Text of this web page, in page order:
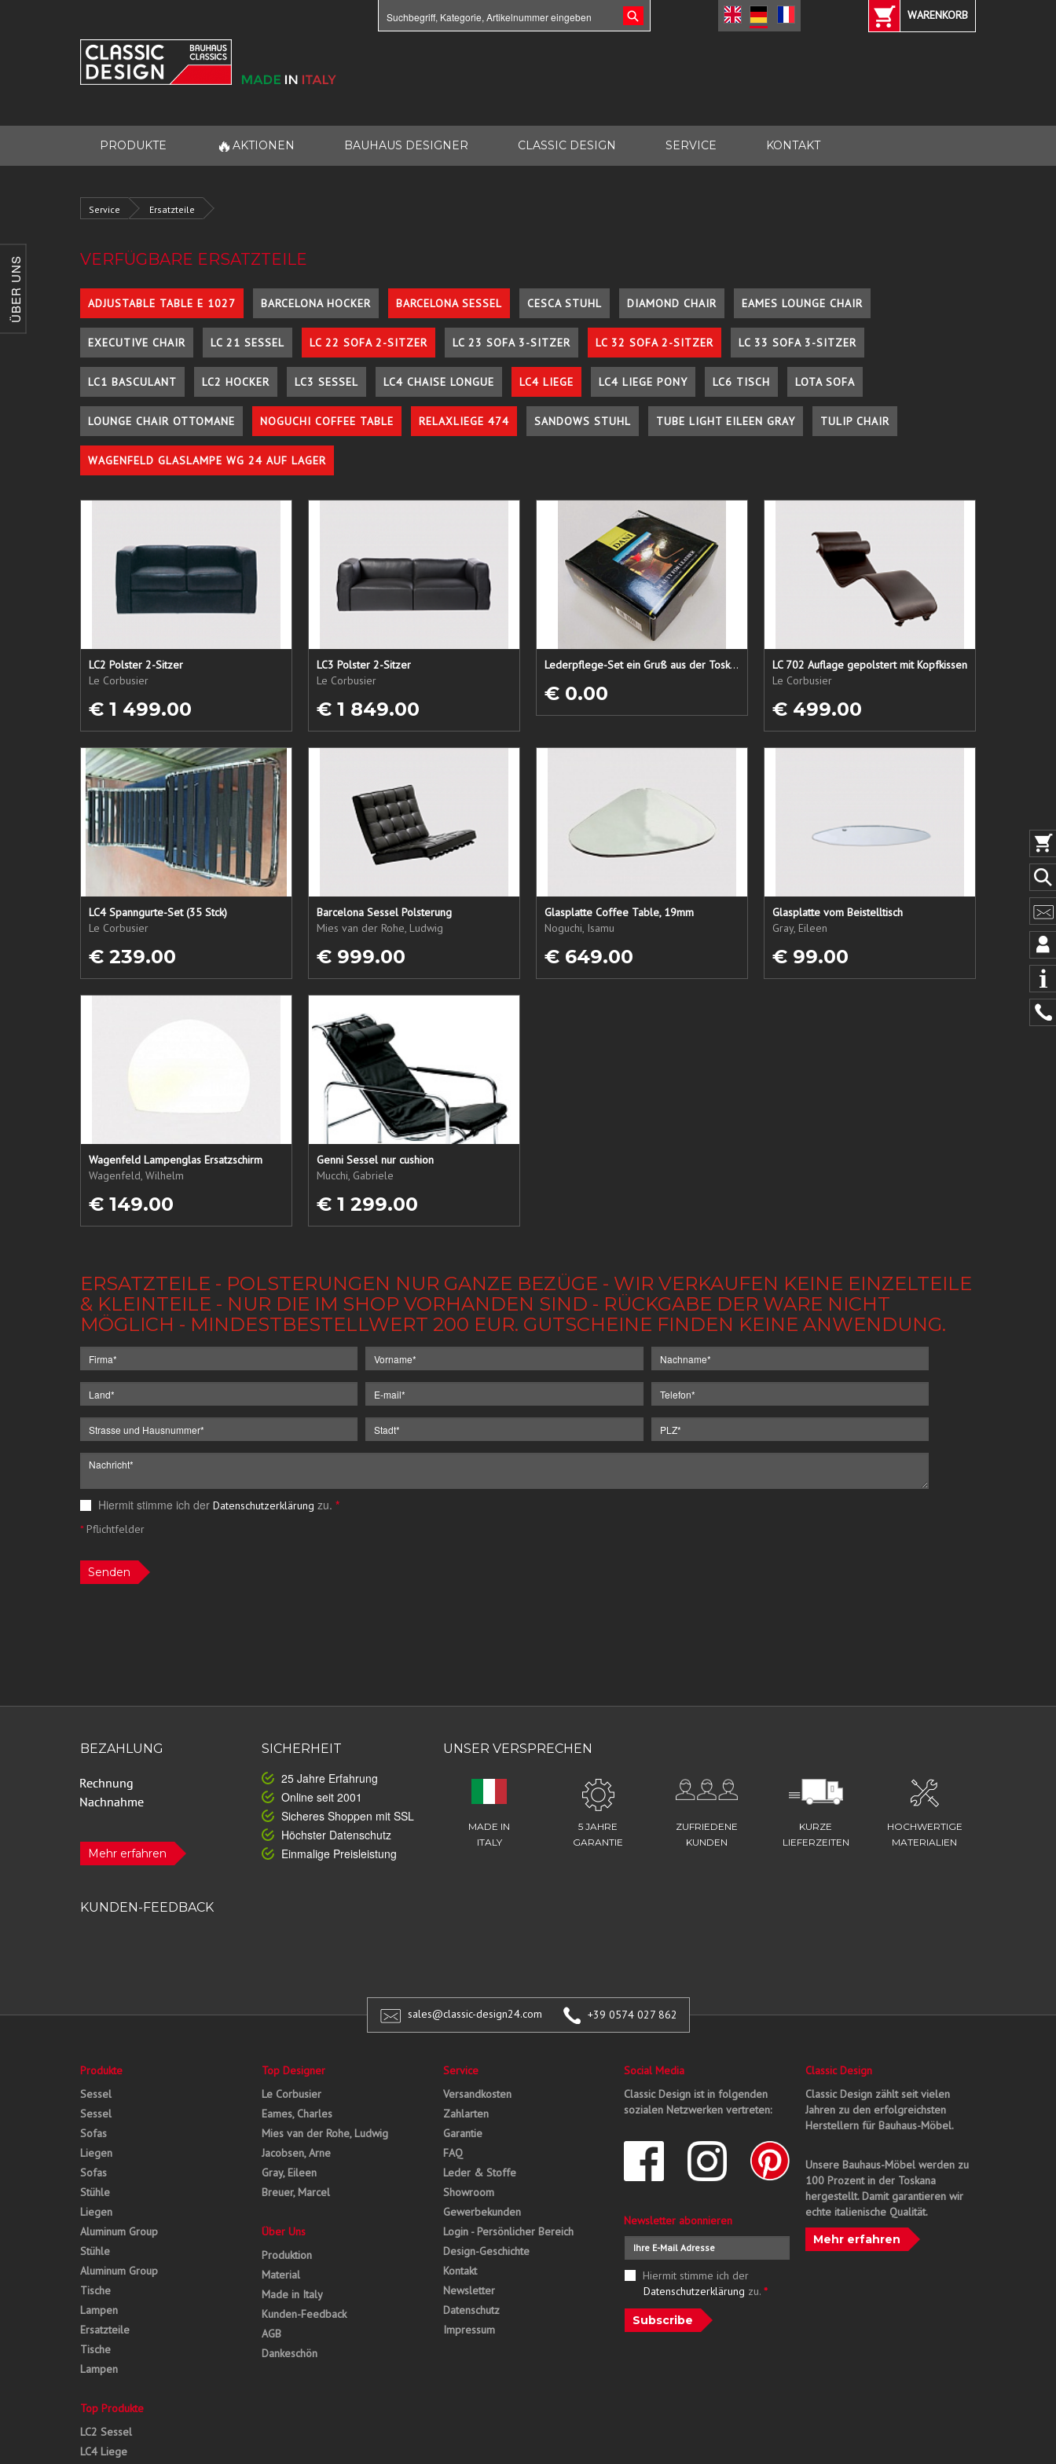
ÜBER UNS
WARENKORB
PRODUKTE 🔥 AKTIONEN BAUHAUS DESIGNER CLASSIC DESIGN SERVICE KONTAKT
Service Ersatzteile
VERFÜGBARE ERSATZTEILE
ADJUSTABLE TABLE E 1027 BARCELONA HOCKER BARCELONA SESSEL CESCA STUHL DIAMOND CHAIR EAMES LOUNGE CHAIR
EXECUTIVE CHAIR LC 21 SESSEL LC 22 SOFA 2-SITZER LC 23 SOFA 3-SITZER LC 32 SOFA 2-SITZER LC 33 SOFA 3-SITZER
LC1 BASCULANT LC2 HOCKER LC3 SESSEL LC4 CHAISE LONGUE LC4 LIEGE LC4 LIEGE PONY LC6 TISCH LOTA SOFA
LOUNGE CHAIR OTTOMANE NOGUCHI COFFEE TABLE RELAXLIEGE 474 SANDOWS STUHL TUBE LIGHT EILEEN GRAY TULIP CHAIR
WAGENFELD GLASLAMPE WG 24 AUF LAGER
LC2 Polster 2-Sitzer
Le Corbusier
€ 1 499.00
LC3 Polster 2-Sitzer
Le Corbusier
€ 1 849.00
Lederpflege-Set ein Gruß aus der Toskana...
€ 0.00
LC 702 Auflage gepolstert mit Kopfkissen
Le Corbusier
€ 499.00
LC4 Spanngurte-Set (35 Stck)
Le Corbusier
€ 239.00
Barcelona Sessel Polsterung
Mies van der Rohe, Ludwig
€ 999.00
Glasplatte Coffee Table, 19mm
Noguchi, Isamu
€ 649.00
Glasplatte vom Beistelltisch
Gray, Eileen
€ 99.00
Wagenfeld Lampenglas Ersatzschirm
Wagenfeld, Wilhelm
€ 149.00
Genni Sessel nur cushion
Mucchi, Gabriele
€ 1 299.00
ERSATZTEILE - POLSTERUNGEN NUR GANZE BEZÜGE - WIR VERKAUFEN KEINE EINZELTEILE
& KLEINTEILE - NUR DIE IM SHOP VORHANDEN SIND - RÜCKGABE DER WARE NICHT
MÖGLICH - MINDESTBESTELLWERT 200 EUR. GUTSCHEINE FINDEN KEINE ANWENDUNG.
Hiermit stimme ich der Datenschutzerklärung zu. *
*Pflichtfelder
Senden
BEZAHLUNG
Mehr erfahren
SICHERHEIT
25 Jahre Erfahrung
Online seit 2001
Sicheres Shoppen mit SSL
Höchster Datenschutz
Einmalige Preisleistung
UNSER VERSPRECHEN
MADE IN
ITALY
5 JAHRE
GARANTIE
ZUFRIEDENE
KUNDEN
KURZE
LIEFERZEITEN
HOCHWERTIGE
MATERIALIEN
KUNDEN-FEEDBACK
sales@classic-design24.com +39 0574 027 862
Produkte
Sessel
Sessel
Sofas
Liegen
Sofas
Stühle
Liegen
Aluminum Group
Stühle
Aluminum Group
Tische
Lampen
Ersatzteile
Tische
Lampen
Top Produkte
LC2 Sessel
LC4 Liege
Top Designer
Le Corbusier
Eames, Charles
Mies van der Rohe, Ludwig
Jacobsen, Arne
Gray, Eileen
Breuer, Marcel
Über Uns
Produktion
Material
Made in Italy
Kunden-Feedback
AGB
Dankeschön
Service
Versandkosten
Zahlarten
Garantie
FAQ
Leder & Stoffe
Showroom
Gewerbekunden
Login - Persönlicher Bereich
Design-Geschichte
Kontakt
Newsletter
Datenschutz
Impressum
Social Media
Classic Design ist in folgenden
sozialen Netzwerken vertreten:
Newsletter abonnieren
Hiermit stimme ich der
Datenschutzerklärung zu. *
Subscribe
Classic Design
Classic Design zählt seit vielen
Jahren zu den erfolgreichsten
Herstellern für Bauhaus-Möbel.
Unsere Bauhaus-Möbel werden zu
100 Prozent in der Toskana
hergestellt. Damit garantieren wir
echte italienische Qualität.
Mehr erfahren